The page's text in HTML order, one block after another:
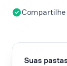
Suas